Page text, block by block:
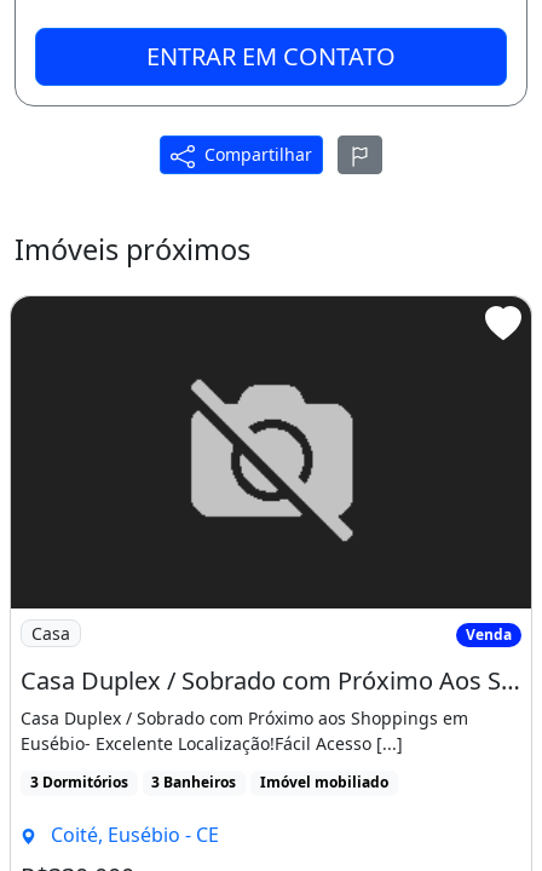
* Valor R$ 289.000,00 Pode ser Financiado por
qualquer banco;
* Temos Casas Prontas para Morar como
e Dezembro de 2023
Varanda Área de serviço
ENTRAR EM CONTATO
Compartilhar
Imóveis próximos
Imagem: Casa Duplex / Sobrado com Próximo Aos
Casa Venda
Casa Duplex / Sobrado com Próximo Aos Shoppings em Eusébio, 03 Suítes, 01 Reversível
Casa Duplex / Sobrado com Próximo aos Shoppings em
Eusébio- Excelente Localização!Fácil Acesso [...]
3 Dormitórios 3 Banheiros Imóvel mobiliado
Coité, Eusébio - CE